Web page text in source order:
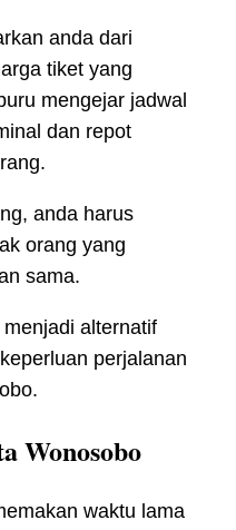
anda dari
tiket yang
mengejar jadwal
dan repot
anda harus
orang yang
sama.
alternatif
perjalanan
Wonosobo
waktu lama